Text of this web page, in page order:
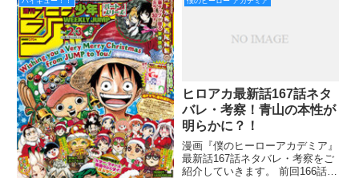
ヒロアカ最新話167話ネタ
バレ・考察！青山の本性が
明らかに？！
漫画『僕のヒーローアカデミア』
最新話167話ネタバレ・考察をご
紹介していきます。 前回166話で